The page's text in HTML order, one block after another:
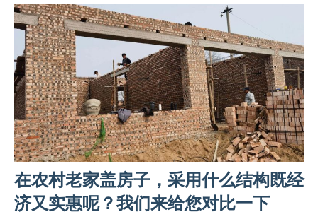
村
自
建
房
相
关
信
息
在农村老家盖房子，采用什么结构既经
济又实惠呢？我们来给您对比一下